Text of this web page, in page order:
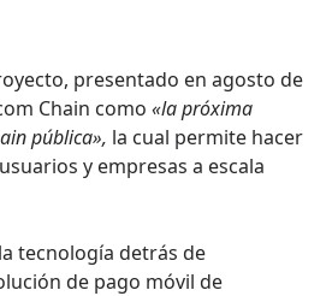
presentado en agosto de
Chain como «la próxima
pública», la cual permite hacer
y empresas a escala
tecnología detrás de
de pago móvil de